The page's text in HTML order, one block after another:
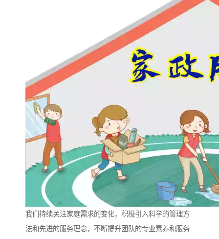
我们持续关注家庭需求的变化，积极引入科学的管理方
法和先进的服务理念，不断提升团队的专业素养和服务